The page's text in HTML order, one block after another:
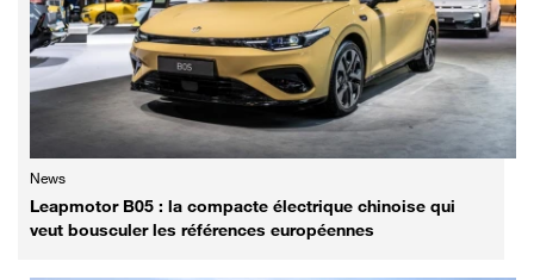
News
Leapmotor B05 : la compacte électrique chinoise qui
veut bousculer les références européennes